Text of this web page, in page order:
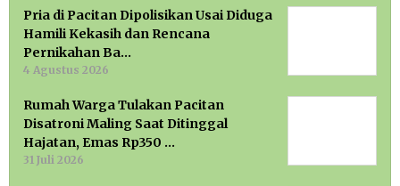
Pria di Pacitan Dipolisikan Usai Diduga
Hamili Kekasih dan Rencana
Pernikahan Ba…
4 Agustus 2026
Rumah Warga Tulakan Pacitan
Disatroni Maling Saat Ditinggal
Hajatan, Emas Rp350 …
31 Juli 2026